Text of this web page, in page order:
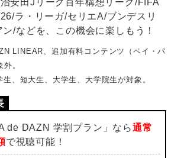
安田Jリーグ百年構想リーグ/FIFA
ラ・リーガ/セリエA/ブンデスリ
/などを、この機会に楽しもう！
LINEAR、追加有料コンテンツ（ペイ・パ
。
、短大生、大学生、大学院生が対象。
de DAZN 学割プラン」なら通常
で視聴可能！